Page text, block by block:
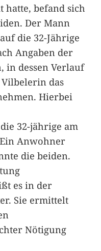
hatte, befand sich
Der Mann
die 32-Jährige
Angaben der
in dessen Verlauf
das
Hierbei
32-jährige am
Anwohner
die beiden.
es in der
Sie ermittelt
Nötigung